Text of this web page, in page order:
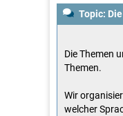
Topic:
Die Themen
Themen.
Wir
welcher